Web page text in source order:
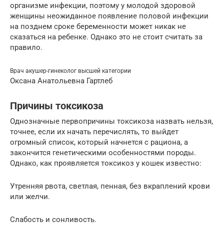
организме инфекции, поэтому у молодой здоровой
женщины неожиданное появление половой инфекции
на позднем сроке беременности может никак не
сказаться на ребенке. Однако это не стоит считать за
правило.
Врач акушер-гинеколог высшей категории
Оксана Анатольевна Гартлеб
Причины токсикоза
Однозначные первопричины токсикоза назвать нельзя,
точнее, если их начать перечислять, то выйдет
огромный список, который начнется с рациона, а
закончится генетическими особенностями породы.
Однако, как проявляется токсикоз у кошек известно:
Утренняя рвота, светлая, пенная, без вкраплений крови
или желчи.
Слабость и сонливость.